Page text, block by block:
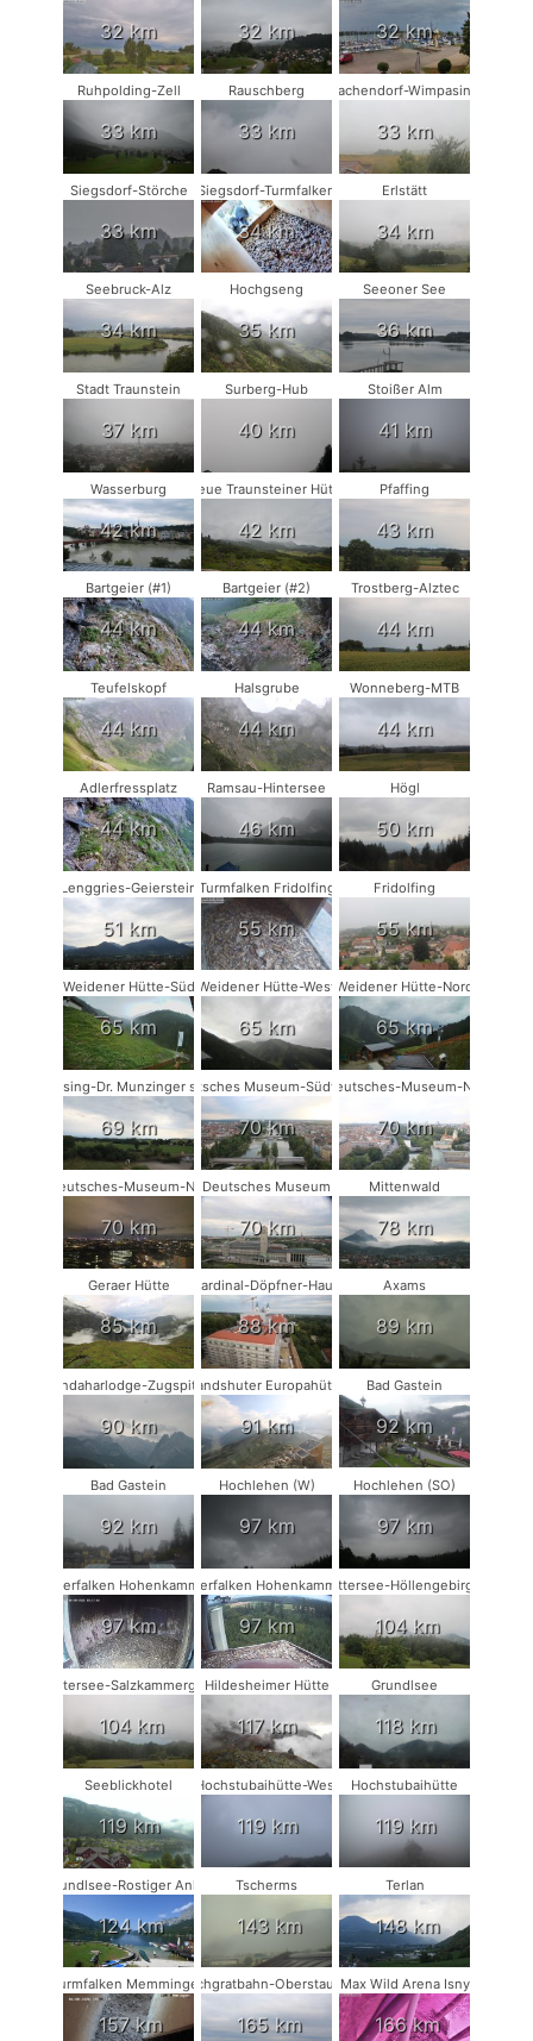
32 km 32 km 32 km
Ruhpolding-Zell
33 km
Rauschberg
33 km
Vachendorf-Wimpasing
33 km
Siegsdorf-Störche
33 km
Siegsdorf-Turmfalken
34 km
Erlstätt
34 km
Seebruck-Alz
34 km
Hochgseng
35 km
Seeoner See
36 km
Stadt Traunstein
37 km
Surberg-Hub
40 km
Stoißer Alm
41 km
Wasserburg
42 km
Neue Traunsteiner Hütte
42 km
Pfaffing
43 km
Bartgeier (#1)
44 km
Bartgeier (#2)
44 km
Trostberg-Alztec
44 km
Teufelskopf
44 km
Halsgrube
44 km
Wonneberg-MTB
44 km
Adlerfressplatz
44 km
Ramsau-Hintersee
46 km
Högl
50 km
Lenggries-Geierstein
51 km
Turmfalken Fridolfing
55 km
Fridolfing
55 km
Weidener Hütte-Süd
65 km
Weidener Hütte-West
65 km
Weidener Hütte-Nord
65 km
Münsing-Dr. Munzinger sport
69 km
Deutsches Museum-Südwest
70 km
Deutsches-Museum-NO
70 km
Deutsches-Museum-NW
70 km
Deutsches Museum
70 km
Mittenwald
78 km
Geraer Hütte
85 km
Kardinal-Döpfner-Haus
88 km
Axams
89 km
Kandaharlodge-Zugspitze
90 km
Landshuter Europahütte
91 km
Bad Gastein
92 km
Bad Gastein
92 km
Hochlehen (W)
97 km
Hochlehen (SO)
97 km
Wanderfalken Hohenkammer #1
97 km
Wanderfalken Hohenkammer #2
97 km
Attersee-Höllengebirge
104 km
Attersee-Salzkammergut
104 km
Hildesheimer Hütte
117 km
Grundlsee
118 km
Seeblickhotel
119 km
Hochstubaihütte-West
119 km
Hochstubaihütte
119 km
Grundlsee-Rostiger Anker
124 km
Tscherms
143 km
Terlan
148 km
Turmfalken Memmingen
157 km
Hochgratbahn-Oberstaufen
165 km
Max Wild Arena Isny
166 km